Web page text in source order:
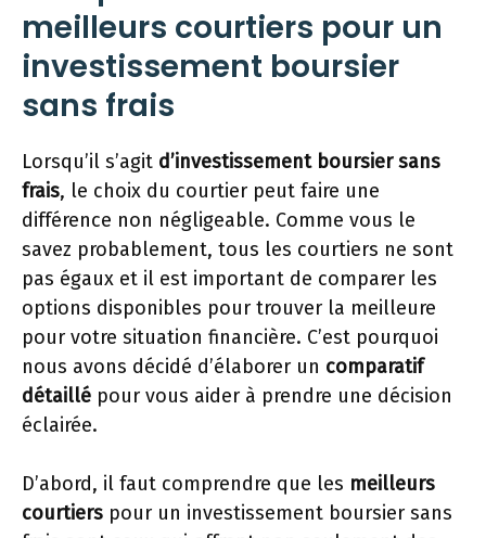
meilleurs courtiers pour un
investissement boursier
sans frais
Lorsqu’il s’agit d’investissement boursier sans
frais, le choix du courtier peut faire une
différence non négligeable. Comme vous le
savez probablement, tous les courtiers ne sont
pas égaux et il est important de comparer les
options disponibles pour trouver la meilleure
pour votre situation financière. C’est pourquoi
nous avons décidé d’élaborer un comparatif
détaillé pour vous aider à prendre une décision
éclairée.
D’abord, il faut comprendre que les meilleurs
courtiers pour un investissement boursier sans